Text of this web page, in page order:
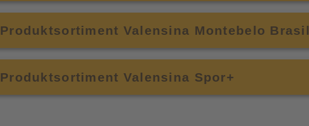
Produktsortiment Valensina Montebelo Brasil
Produktsortiment Valensina Spor+